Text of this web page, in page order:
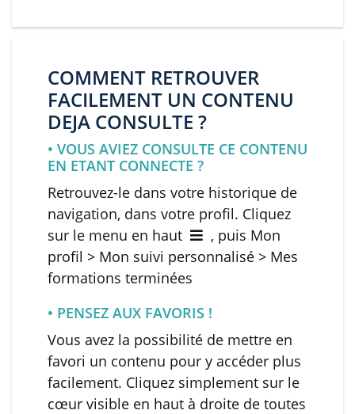
COMMENT RETROUVER
FACILEMENT UN CONTENU
DEJA CONSULTE ?
• VOUS AVIEZ CONSULTE CE CONTENU
EN ETANT CONNECTE ?
Retrouvez-le dans votre historique de
navigation, dans votre profil. Cliquez
sur le menu en haut
, puis Mon
profil > Mon suivi personnalisé > Mes
formations terminées
• PENSEZ AUX FAVORIS !
Vous avez la possibilité de mettre en
favori un contenu pour y accéder plus
facilement. Cliquez simplement sur le
cœur visible en haut à droite de toutes